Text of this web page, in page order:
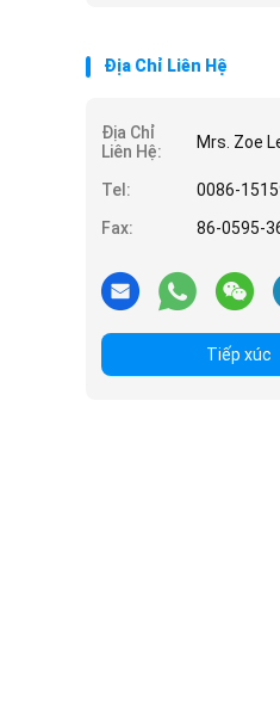
Địa Chỉ Liên Hệ
Địa Chỉ
Liên Hệ:
Mrs. Zoe
Tel:
0086-
Fax:
86-0595-
Tiếp xúc